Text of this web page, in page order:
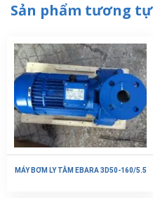
Sản phẩm tương tự
MÁY BƠM LY TÂM EBARA 3D50-160/5.5